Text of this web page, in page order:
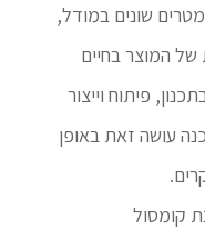
שונים במודל,
של המוצר בחיים
פיתוח וייצור
עושה זאת באופן
קומסול